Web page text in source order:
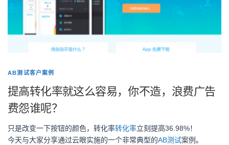
AB测试客户案例
提高转化率就这么容易，你不造，浪费广告
费怨谁呢？
只是改变一下按钮的颜色，转化率转化率立刻提高36.98%！
今天与大家分享通过云眼实施的一个非常典型的AB测试案例。